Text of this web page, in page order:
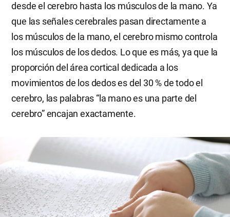
desde el cerebro hasta los músculos de la mano. Ya
que las señales cerebrales pasan directamente a
los músculos de la mano, el cerebro mismo controla
los músculos de los dedos. Lo que es más, ya que la
proporción del área cortical dedicada a los
movimientos de los dedos es del 30 % de todo el
cerebro, las palabras “la mano es una parte del
cerebro” encajan exactamente.